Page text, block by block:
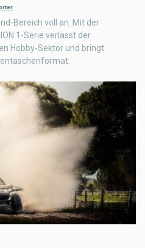
Bereich voll an. Mit der
1-Serie verlässt der
Hobby-Sektor und bringt